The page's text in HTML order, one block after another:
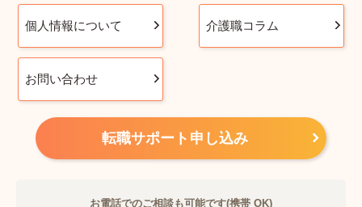
個人情報について 介護職コラム
お問い合わせ
転職サポート申し込み
お電話でのご相談も可能です(携帯 OK)